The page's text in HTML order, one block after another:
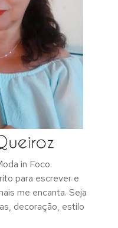
in Foco.
para escrever e
me encanta. Seja
decoração, estilo